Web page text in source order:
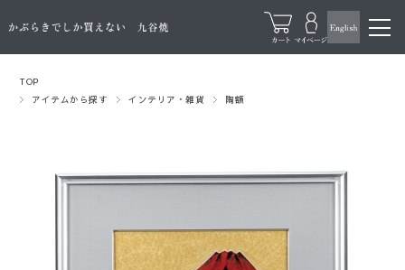
TOP
アイテムから探す
インテリア・雑貨 陶額